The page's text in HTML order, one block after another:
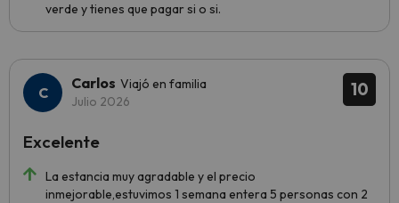
verde y tienes que pagar si o si.
10
Carlos Viajó en familia
Julio 2026
La estancia muy agradable y el precio
inmejorable,estuvimos 1 semana entera 5 personas con 2
Excelente